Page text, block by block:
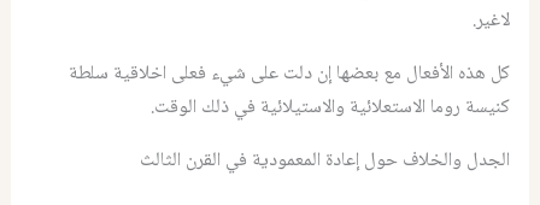
لاغير.
كل هذه الأفعال مع بعضها إن دلت على شيء فعلى اخلاقية سلطة
كنيسة روما الاستعلائية والاستيلائية في ذلك الوقت.
الجدل والخلاف حول إعادة المعمودية في القرن الثالث